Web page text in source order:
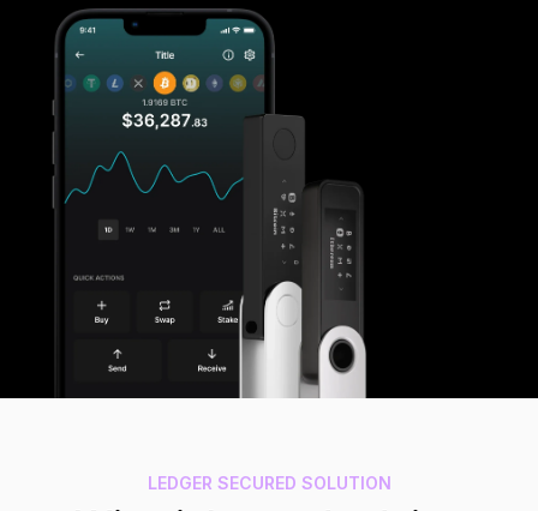
Gesamtes Sortiment anzeigen
Hardware-Wallets
Paket-Angebote
Zubehör
Wiederherstellungslösungen
Limitierte Editionen
Alle Produkte anzeigen
LEDGER SECURED SOLUTION